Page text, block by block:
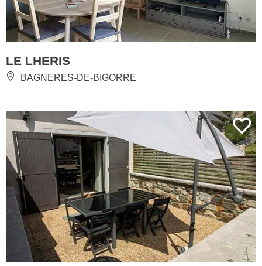
LE LHERIS
BAGNERES-DE-BIGORRE